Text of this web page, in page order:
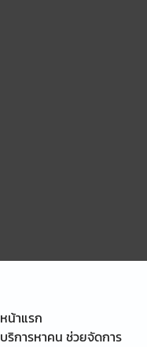
หน้าแรก
บริการหาคน ช่วยจัดการ